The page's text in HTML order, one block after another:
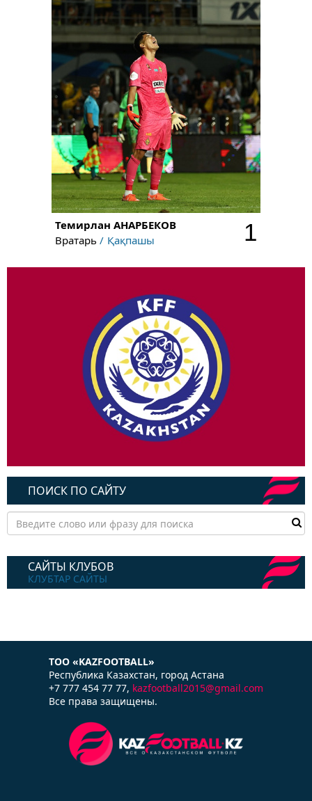
Темирлан АНАРБЕКОВ
Вратарь
Қақпашы 1
ПОИСК ПО САЙТУ
САЙТЫ КЛУБОВ
КЛУБТАР САЙТЫ
ТОО «KAZFOOTBALL»
Республика Казаxстан, город Астана
+7 777 454 77 77, kazfootball2015@gmail.com
Все права защищены.